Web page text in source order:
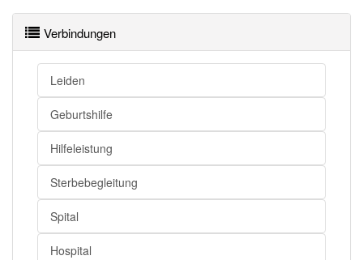
Verbindungen
Leiden
Geburtshilfe
Hilfeleistung
Sterbebegleitung
Spital
Hospital